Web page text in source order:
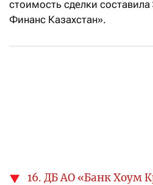
стоимость сделки
Финанс Казахстан».
16. ДБ АО «Банк Хоум